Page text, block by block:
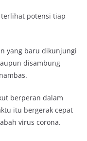
potensi tiap
yang baru dikunjungi
disambung
berperan dalam
itu bergerak cepat
virus corona.